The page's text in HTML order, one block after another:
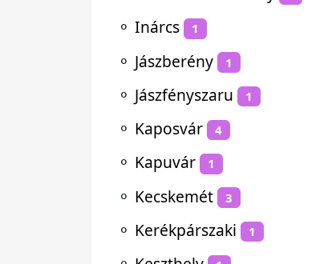
⚬ Inárcs 1
⚬ Jászberény 1
⚬ Jászfényszaru 1
⚬ Kaposvár 4
⚬ Kapuvár 1
⚬ Kecskemét 3
⚬ Kerékpárszaki 1